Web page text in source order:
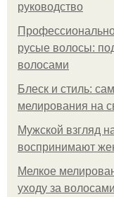
руководство
русые волосы:
волосами
Блеск и стиль:
мелирования на
Мужской взгляд
воспринимают
Мелкое
уходу за волосами